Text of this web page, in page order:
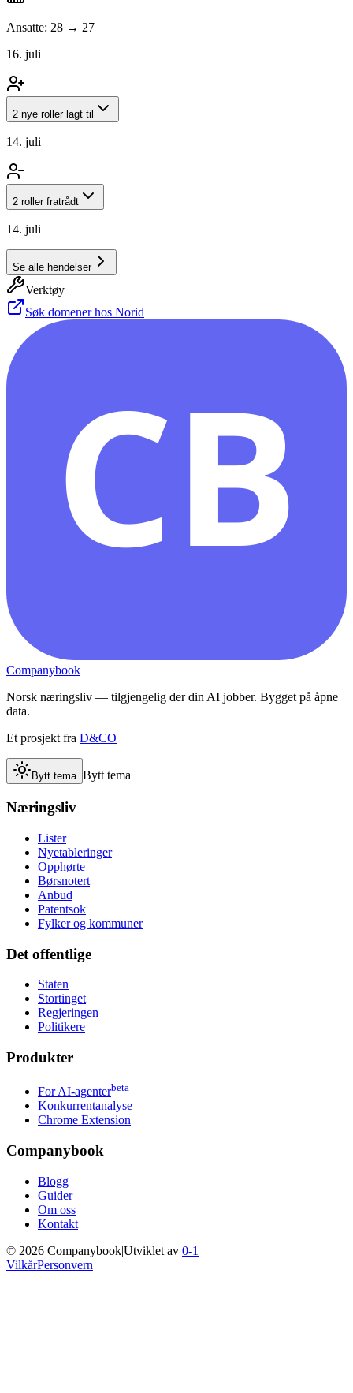
Ansatte: 28 → 27
16. juli
2 nye roller lagt til
14. juli
2 roller fratrådt
14. juli
Se alle hendelser
Verktøy
Søk domener hos Norid
CB
Companybook
Norsk næringsliv — tilgjengelig der din AI jobber. Bygget på åpne
data.
Et prosjekt fra D&CO
Bytt tema Bytt tema
Næringsliv
Lister
Nyetableringer
Opphørte
Børsnotert
Anbud
Patentsok
Fylker og kommuner
Det offentlige
Staten
Stortinget
Regjeringen
Politikere
Produkter
For AI-agenterbeta
Konkurrentanalyse
Chrome Extension
Companybook
Blogg
Guider
Om oss
Kontakt
© 2026 Companybook|Utviklet av 0-1
VilkårPersonvern